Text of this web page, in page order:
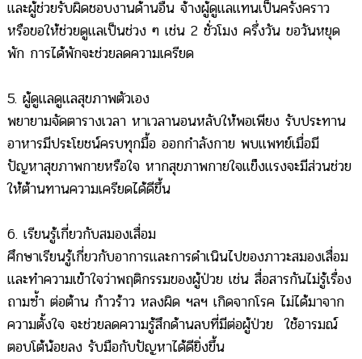
และผู้ช่วยรับผิดชอบงานด้านอื่น จ้างผู้ดูแลแทนเป็นครั้งคราว
หรือขอให้ช่วยดูแลเป็นช่วง ๆ เช่น 2 ชั่วโมง ครึ่งวัน ขอวันหยุด
พัก การได้พักจะช่วยลดความเครียด
5. ผู้ดูแลดูแลสุขภาพตัวเอง
พยายามจัดตารางเวลา หาเวลานอนหลับให้พอเพียง รับประทาน
อาหารมีประโยชน์ครบทุกมื้อ ออกกำลังกาย พบแพทย์เมื่อมี
ปัญหาสุขภาพกายหรือใจ หากสุขภาพกายใจแข็งแรงจะมีส่วนช่วย
ให้ต้านทานความเครียดได้ดีขึ้น
6. เรียนรู้เกี่ยวกับสมองเสื่อม
ศึกษาเรียนรู้เกี่ยวกับอาการและการดำเนินไปของภาวะสมองเสื่อม
และทำความเข้าใจว่าพฤติกรรมของผู้ป่วย เช่น สื่อสารกันไม่รู้เรื่อง
ถามซ้ำ ต่อต้าน ก้าวร้าว หลงผิด ฯลฯ เกิดจากโรค ไม่ได้มาจาก
ความตั้งใจ จะช่วยลดความรู้สึกด้านลบที่มีต่อผู้ป่วย ใช้อารมณ์
ตอบโต้น้อยลง รับมือกับปัญหาได้ดียิ่งขึ้น